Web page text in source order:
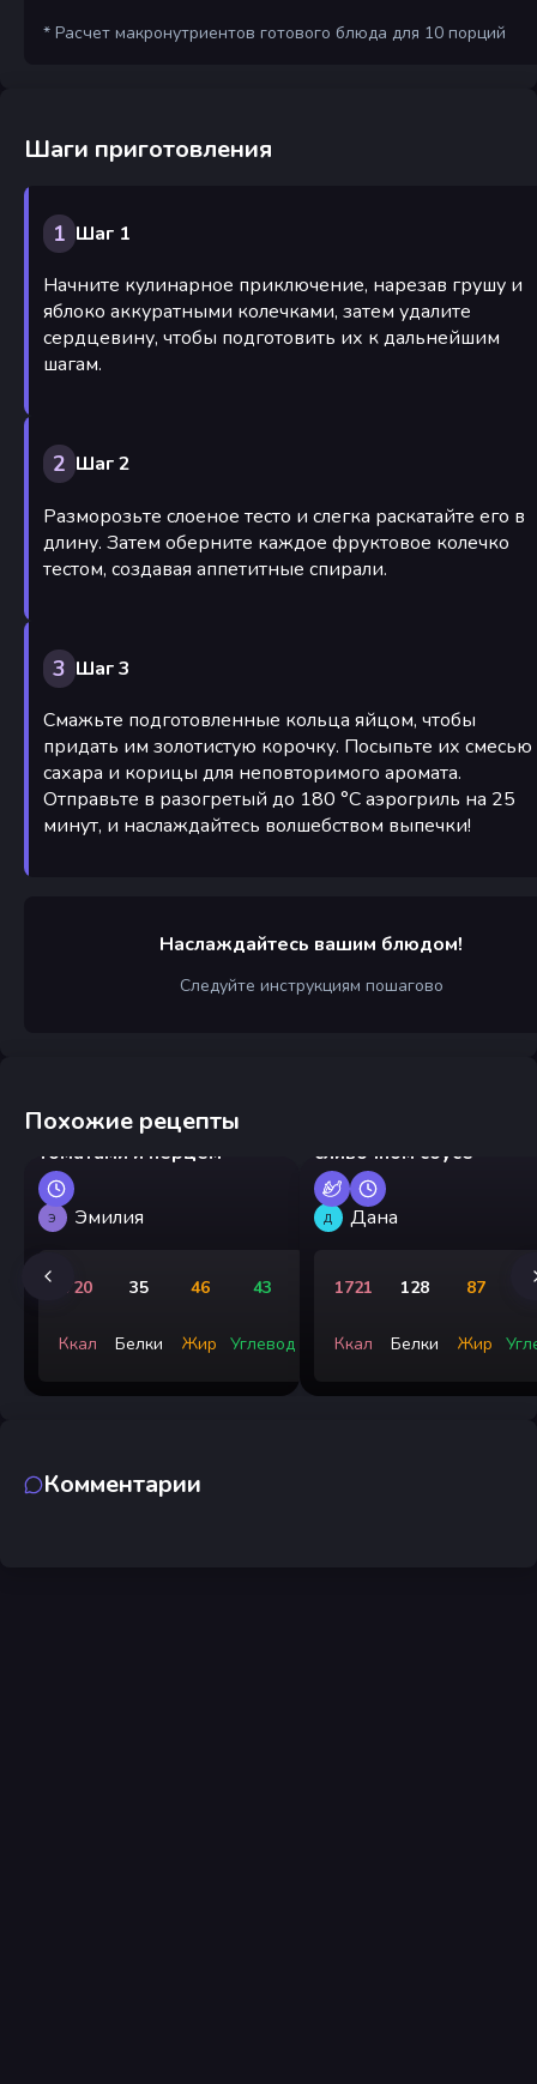
* Расчет макронутриентов готового блюда для 10 порций
Шаги приготовления
1 Шаг 1
Начните кулинарное приключение, нарезав грушу и
яблоко аккуратными колечками, затем удалите
сердцевину, чтобы подготовить их к дальнейшим
шагам.
2 Шаг 2
Разморозьте слоеное тесто и слегка раскатайте его в
длину. Затем оберните каждое фруктовое колечко
тестом, создавая аппетитные спирали.
3 Шаг 3
Смажьте подготовленные кольца яйцом, чтобы
придать им золотистую корочку. Посыпьте их смесью
сахара и корицы для неповторимого аромата.
Отправьте в разогретый до 180 °С аэрогриль на 25
минут, и наслаждайтесь волшебством выпечки!
Наслаждайтесь вашим блюдом!
Следуйте инструкциям пошагово
Похожие рецепты
Грузинские яйца с
томатами и перцем
Э Эмилия
720
Ккал
35
Белки
46
Жир
43
Углевод
сливочном соусе
Д Дана
1721
Ккал
128
Белки
87
Жир
Комментарии